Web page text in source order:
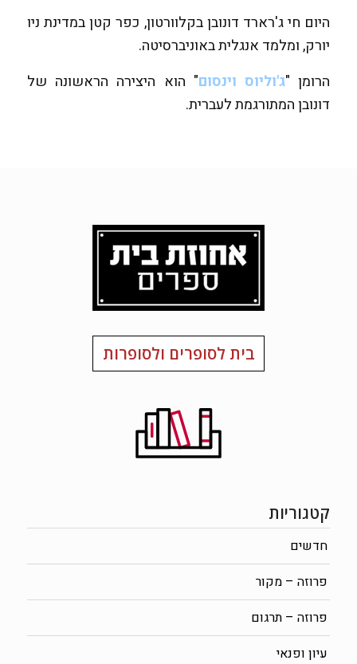
היום חי ג'רארד דונובן בקלוורטון, כפר קטן במדינת ניו
יורק, ומלמד אנגלית באוניברסיטה.
הרומן "ג'וליוס וינסום" הוא היצירה הראשונה של
דונובן המתורגמת לעברית.
בית לסופרים ולסופרות
קטגוריות
חדשים
פרוזה – מקור
פרוזה – תרגום
עיון ופנאי